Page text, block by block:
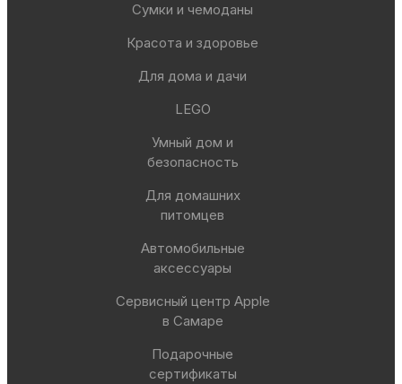
Сумки и чемоданы
Красота и здоровье
Для дома и дачи
LEGO
Умный дом и
безопасность
Для домашних
питомцев
Автомобильные
аксессуары
Сервисный центр Apple
в Самаре
Подарочные
сертификаты